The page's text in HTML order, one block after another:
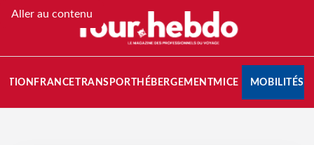
Aller au contenu
FRANCETRANSPORT HÉBERGEMENTMICE MOBILITÉS